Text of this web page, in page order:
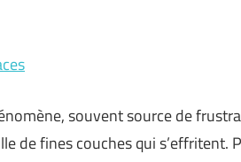
souvent source de
de fines couches qui s’effritent.